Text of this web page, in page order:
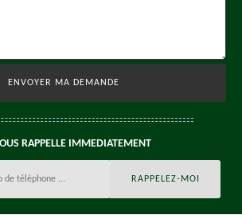
RAPPELLE IMMEDIATEMENT